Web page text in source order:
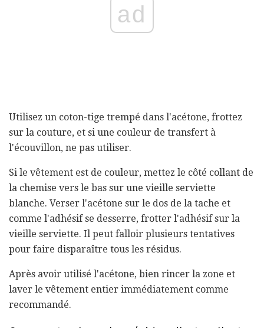
ad
Utilisez un coton-tige trempé dans l'acétone, frottez
sur la couture, et si une couleur de transfert à
l'écouvillon, ne pas utiliser.
Si le vêtement est de couleur, mettez le côté collant de
la chemise vers le bas sur une vieille serviette
blanche. Verser l'acétone sur le dos de la tache et
comme l'adhésif se desserre, frotter l'adhésif sur la
vieille serviette. Il peut falloir plusieurs tentatives
pour faire disparaître tous les résidus.
Après avoir utilisé l'acétone, bien rincer la zone et
laver le vêtement entier immédiatement comme
recommandé.